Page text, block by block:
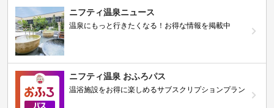
ニフティ温泉ニュース
温泉にもっと行きたくなる！お得な情報を掲載中
ニフティ温泉 おふろパス
温浴施設をお得に楽しめるサブスクリプションプラン